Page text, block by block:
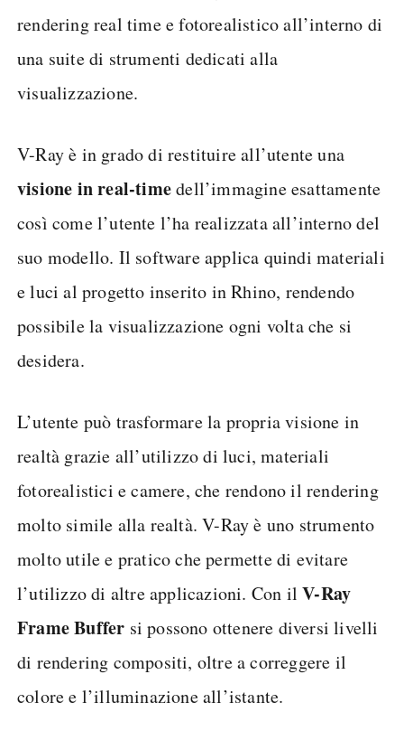
rendering real time e fotorealistico all’interno di
una suite di strumenti dedicati alla
visualizzazione.
V-Ray è in grado di restituire all’utente una
visione in real-timedell’immagine esattamente
così come l’utente l’ha realizzata all’interno del
suo modello. Il software applica quindi materiali
e luci al progetto inserito in Rhino, rendendo
possibile la visualizzazione ogni volta che si
desidera.
L’utente può trasformare la propria visione in
realtà grazie all’utilizzo di luci, materiali
fotorealistici e camere, che rendono il rendering
molto simile alla realtà. V-Ray è uno strumento
molto utile e pratico che permette di evitare
l’utilizzo di altre applicazioni. Con ilV-Ray
Frame Buffer si possono ottenere diversi livelli
di rendering compositi, oltre a correggere il
colore e l’illuminazione all’istante.